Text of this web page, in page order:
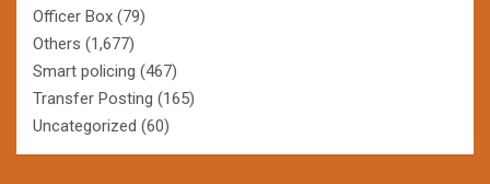
Officer Box (79)
Others (1,677)
Smart policing (467)
Transfer Posting (165)
Uncategorized (60)